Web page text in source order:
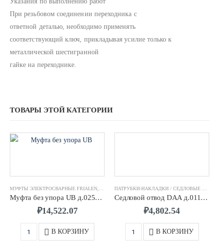
При резьбовом соединении переходника с
ответной деталью, необходимо применять
соответствующий ключ, прикладывая усилие только к
металлической шестигранной
гайке на переходнике.
ТОВАРЫ ЭТОЙ КАТЕГОРИИ
МУФТЫ ЭЛЕКТРОСВАРНЫЕ FRIALEN, ФИТИНГИ ЭЛЕКТРОСВАРНЫЕ FRIALEN
Муфта без упора UB д.0250 SDR11 ПЭ100 FRIALEN
₽14,522.07
В КОРЗИНУ
ПАТРУБКИ-НАКЛАДКИ / СЕДЛОВЫЕ ОТВОДЫ FRIALEN
Седловой отвод DAA д.0110/0063 SDR11 ПЭ100 FRIALEN
₽4,802.54
В КОРЗИНУ